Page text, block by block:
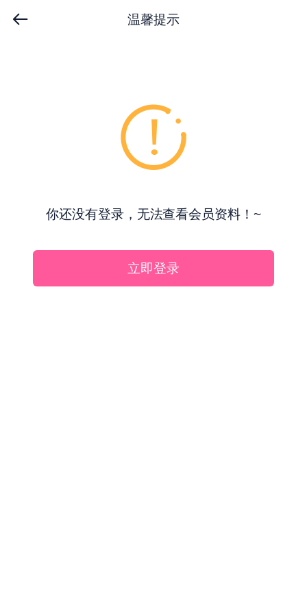
温馨提示
你还没有登录，无法查看会员资料！~
立即登录